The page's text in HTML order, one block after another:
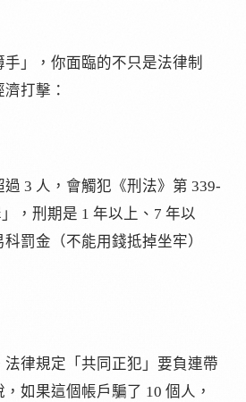
」，你面臨的不只是法律制
打擊：
3 人，會觸犯《刑法》第 339-
，刑期是 1 年以上、7 年以
罰金（不能用錢抵掉坐牢）
律規定「共同正犯」要負連帶
如果這個帳戶騙了 10 個人，